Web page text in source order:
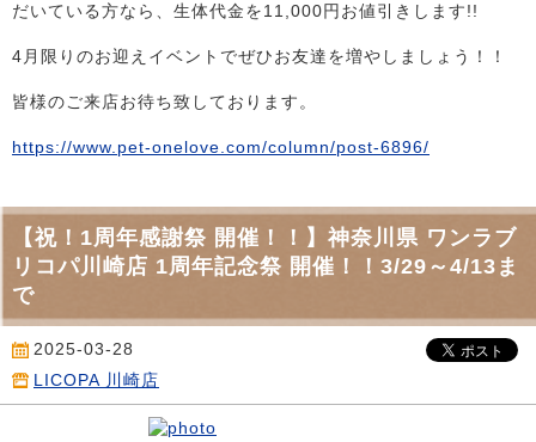
だいている方なら、生体代金を11,000円お値引きします!!
4月限りのお迎えイベントでぜひお友達を増やしましょう！！
皆様のご来店お待ち致しております。
https://www.pet-onelove.com/column/post-6896/
【祝！1周年感謝祭 開催！！】神奈川県 ワンラブ
リコパ川崎店 1周年記念祭 開催！！3/29～4/13ま
で
2025-03-28
LICOPA 川崎店